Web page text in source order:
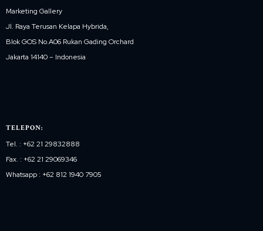
Marketing Gallery
Jl. Raya Terusan Kelapa Hybrida,
Blok GOS No.A06 Rukan Gading Orchard
Jakarta 14140 – Indonesia
TELEPON:
Tel. : +62 21 29832888
Fax. : +62 21 29069346
Whatsapp : +62 812 1940 7905